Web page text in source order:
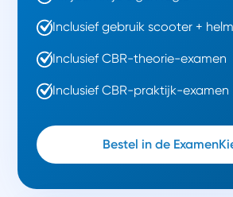
Inclusief gebruik scooter + helm
Inclusief CBR-theorie-examen
Inclusief CBR-praktijk-examen
Bestel in de